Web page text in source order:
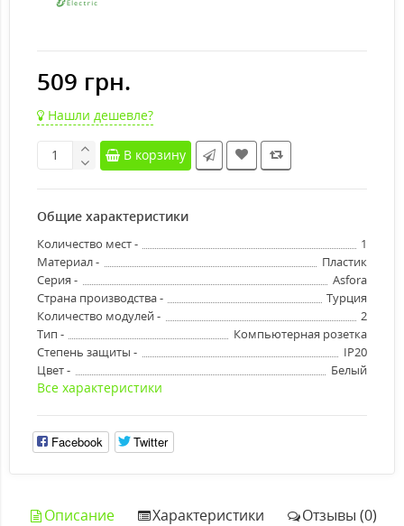
509 грн.
Нашли дешевле?
В корзину
Общие характеристики
Количество мест -
1
Материал -
Пластик
Серия -
Asfora
Страна производства -
Турция
Количество модулей -
2
Тип -
Компьютерная розетка
Степень защиты -
IP20
Цвет -
Белый
Все характеристики
Facebook Twitter
Описание Характеристики
Отзывы (0)